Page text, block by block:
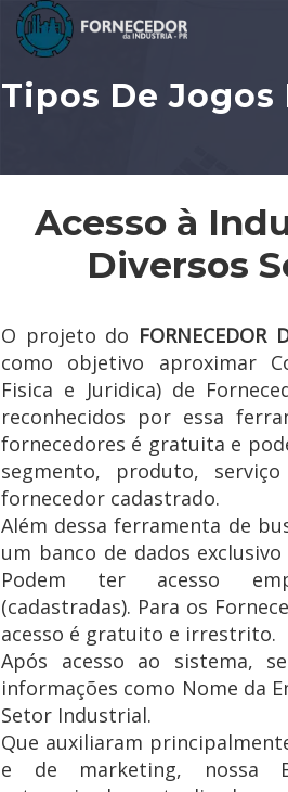
Tipos De Jogos
Acesso à
Diversos
O projeto do FORNECEDOR
como objetivo aproximar
Fisica e Juridica) de
reconhecidos por essa
fornecedores é gratuita e
segmento, produto,
fornecedor cadastrado.
Além dessa ferramenta de
um banco de dados
Podem ter acesso
(cadastradas). Para os
acesso é gratuito e irrestrito.
Após acesso ao sistema,
informações como Nome da
Setor Industrial.
Que auxiliaram
e de marketing, nossa